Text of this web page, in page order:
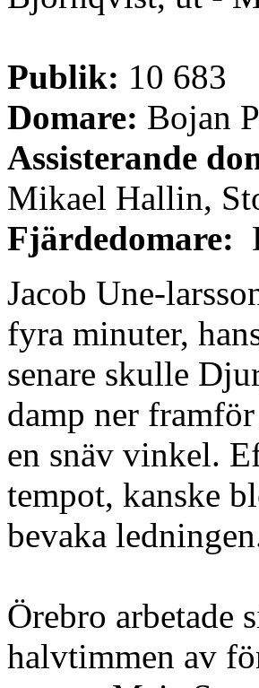
Publik: 10 683
Domare: Bojan
Assisterande
Mikael Hallin,
Fjärdedomare:
Jacob Une-
fyra minuter,
senare skulle
damp ner
en snäv vinkel.
tempot, kanske
bevaka
Örebro arbetade
halvtimmen av